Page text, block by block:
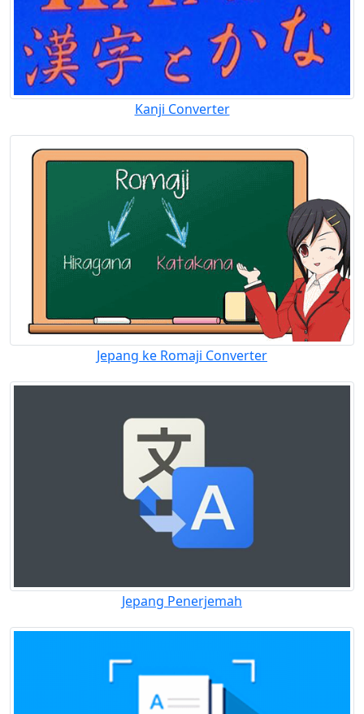
Kanji Converter
Jepang ke Romaji Converter
Jepang Penerjemah